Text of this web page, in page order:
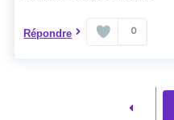
Répondre 0